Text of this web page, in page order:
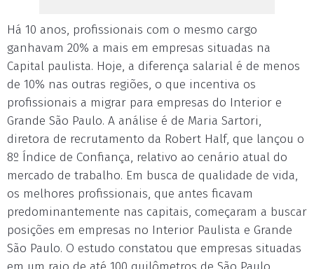
Há 10 anos, profissionais com o mesmo cargo
ganhavam 20% a mais em empresas situadas na
Capital paulista. Hoje, a diferença salarial é de menos
de 10% nas outras regiões, o que incentiva os
profissionais a migrar para empresas do Interior e
Grande São Paulo. A análise é de Maria Sartori,
diretora de recrutamento da Robert Half, que lançou o
8º Índice de Confiança, relativo ao cenário atual do
mercado de trabalho. Em busca de qualidade de vida,
os melhores profissionais, que antes ficavam
predominantemente nas capitais, começaram a buscar
posições em empresas no Interior Paulista e Grande
São Paulo. O estudo constatou que empresas situadas